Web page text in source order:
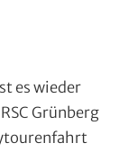
(CTF) ,
es wieder
Grünberg